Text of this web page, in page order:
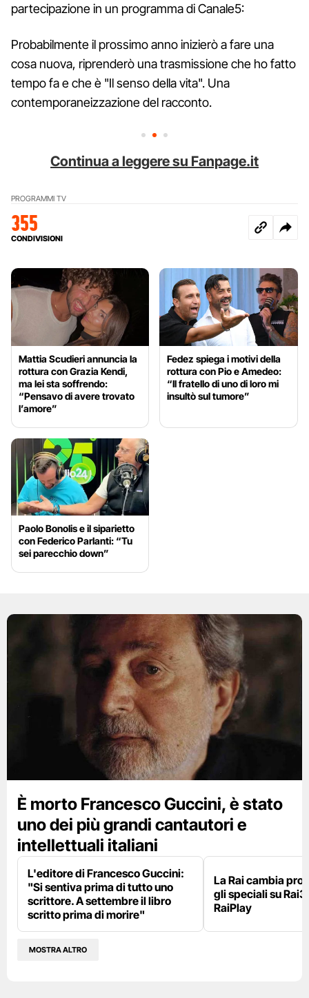
partecipazione in un programma di Canale5:
Probabilmente il prossimo anno inizierò a fare una
cosa nuova, riprenderò una trasmissione che ho fatto
tempo fa e che è "Il senso della vita". Una
contemporaneizzazione del racconto.
Continua a leggere su Fanpage.it
PROGRAMMI TV
355
CONDIVISIONI
Mattia Scudieri annuncia la
rottura con Grazia Kendi,
ma lei sta soffrendo:
“Pensavo di avere trovato
l’amore”
Fedez spiega i motivi della
rottura con Pio e Amedeo:
“Il fratello di uno di loro mi
insultò sul tumore”
Paolo Bonolis e il siparietto
con Federico Parlanti: “Tu
sei parecchio down”
È morto Francesco Guccini, è stato
uno dei più grandi cantautori e
intellettuali italiani
L'editore di Francesco Guccini:
"Si sentiva prima di tutto uno
scrittore. A settembre il libro
scritto prima di morire"
La Rai cambia
gli speciali su
RaiPlay
MOSTRA ALTRO